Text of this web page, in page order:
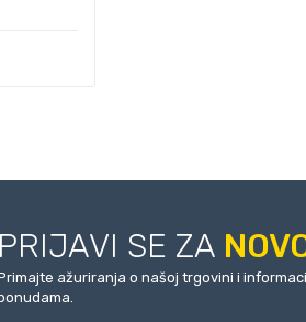
PRIJAVI SE ZA
ažuriranja o našoj trgovini i